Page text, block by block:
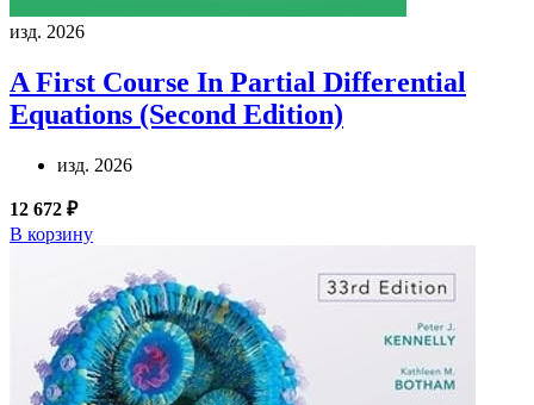
изд. 2026
A First Course In Partial Differential
Equations (Second Edition)
изд. 2026
12 672 ₽
В корзину